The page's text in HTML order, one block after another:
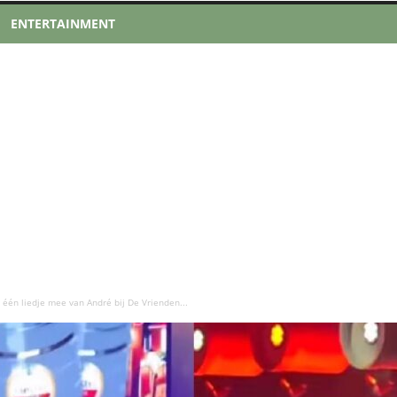
ENTERTAINMENT
liedje mee van André bij De Vrienden...